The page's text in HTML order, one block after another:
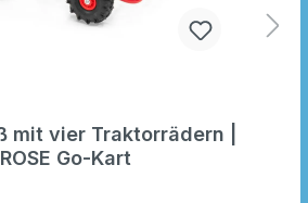
mit vier Traktorrädern |
ROSE Go-Kart